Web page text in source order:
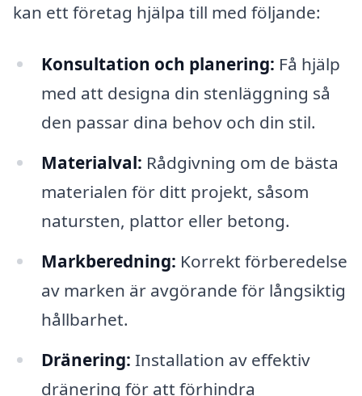
kan ett företag hjälpa till med följande:
Konsultation och planering: Få hjälp
med att designa din stenläggning så
den passar dina behov och din stil.
Materialval: Rådgivning om de bästa
materialen för ditt projekt, såsom
natursten, plattor eller betong.
Markberedning: Korrekt förberedelse
av marken är avgörande för långsiktig
hållbarhet.
Dränering: Installation av effektiv
dränering för att förhindra